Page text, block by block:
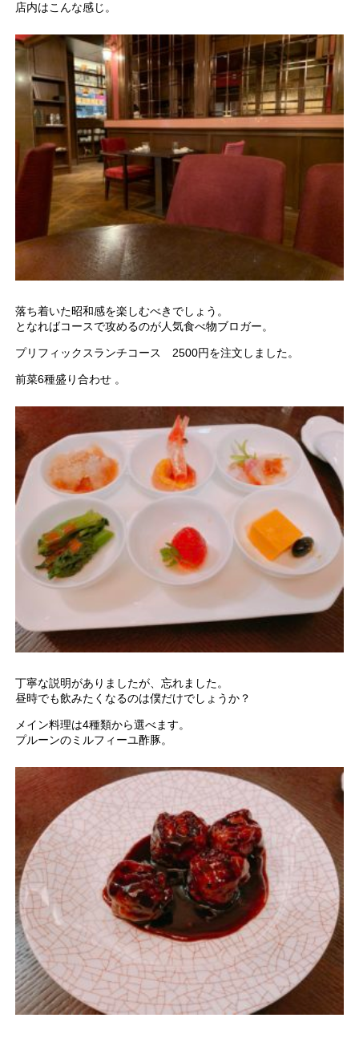
店内はこんな感じ。
落ち着いた昭和感を楽しむべきでしょう。
となればコースで攻めるのが人気食べ物ブロガー。
プリフィックスランチコース 2500円を注文しました。
前菜6種盛り合わせ 。
丁寧な説明がありましたが、忘れました。
昼時でも飲みたくなるのは僕だけでしょうか？
メイン料理は4種類から選べます。
プルーンのミルフィーユ酢豚。